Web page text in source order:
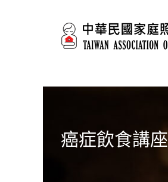
癌症飲食講座